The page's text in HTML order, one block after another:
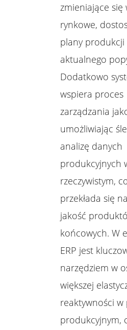
zmieniające się
rynkowe,
plany produkcji
aktualnego
Dodatkowo
wspiera proces
zarządzania
umożliwiając
analizę danych
produkcyjnych
rzeczywistym,
przekłada się
jakość
końcowych. W
ERP jest
narzędziem w
większej
reaktywności w
produkcyjnym,